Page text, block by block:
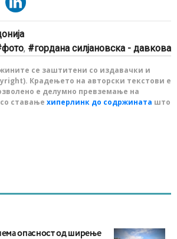
фото, гордана силјановска - давкова
се заштитени со издавачки и
Крадењето на авторски текстови е
е делумно превземање на
ставање хиперлинк до содржината што
опасност од ширење